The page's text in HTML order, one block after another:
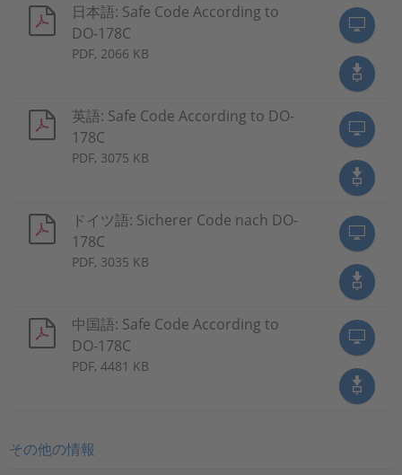
日本語: Safe Code According to
DO-178C
PDF, 2066 KB
英語: Safe Code According to DO-
178C
PDF, 3075 KB
ドイツ語: Sicherer Code nach DO-
178C
PDF, 3035 KB
中国語: Safe Code According to
DO-178C
PDF, 4481 KB
その他の情報